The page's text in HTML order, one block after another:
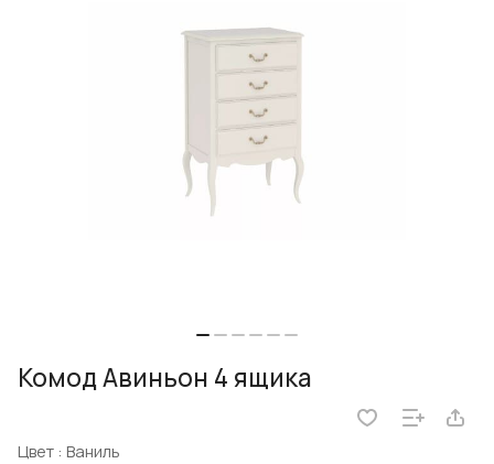
Комод Авиньон 4 ящика
Цвет : Ваниль